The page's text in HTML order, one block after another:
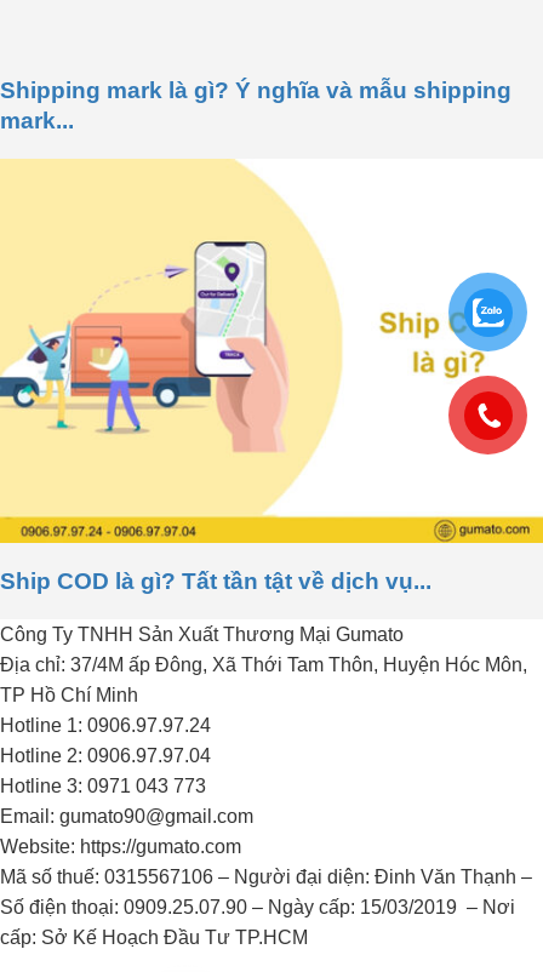
Shipping mark là gì? Ý nghĩa và mẫu shipping
mark...
Ship COD là gì? Tất tần tật về dịch vụ...
Công Ty TNHH Sản Xuất Thương Mại Gumato
Địa chỉ: 37/4M ấp Đông, Xã Thới Tam Thôn, Huyện Hóc Môn,
TP Hồ Chí Minh
Hotline 1: 0906.97.97.24
Hotline 2: 0906.97.97.04
Hotline 3: 0971 043 773
Email: gumato90@gmail.com
Website: https://gumato.com
Mã số thuế: 0315567106 – Người đại diện: Đinh Văn Thạnh –
Số điện thoại: 0909.25.07.90 – Ngày cấp: 15/03/2019 – Nơi
cấp: Sở Kế Hoạch Đầu Tư TP.HCM